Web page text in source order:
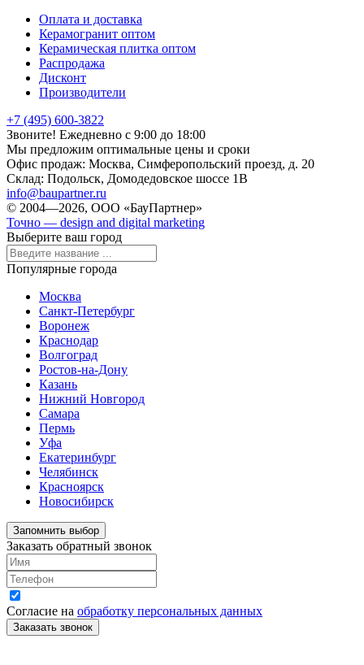
Оплата и доставка
Керамогранит оптом
Керамическая плитка оптом
Распродажа
Дисконт
Производители
+7 (495) 600-3822
Звоните! Ежедневно с 9:00 до 18:00
Мы предложим оптимальные цены и сроки
Офис продаж: Москва, Симферопольский проезд, д. 20
Склад: Подольск, Домодедовское шоссе 1В
info@baupartner.ru
© 2004—2026, ООО «БауПартнер»
Точно — design and digital marketing
Выберите ваш город
Популярные города
Москва
Санкт-Петербург
Воронеж
Краснодар
Волгоград
Ростов-на-Дону
Казань
Нижний Новгород
Самара
Пермь
Уфа
Екатеринбург
Челябинск
Красноярск
Новосибирск
Запомнить выбор
Заказать обратный звонок
Согласие на обработку персональных данных